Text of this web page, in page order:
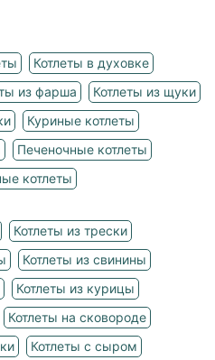
Котлеты в духовке
из фарша
Котлеты из щуки
Куриные котлеты
Печеночные котлеты
котлеты
Котлеты из трески
Котлеты из свинины
Котлеты из курицы
Котлеты на сковороде
Котлеты с сыром